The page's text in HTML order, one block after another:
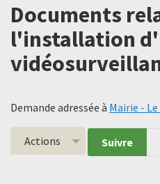
Documents
l'installation
Demande adressée à Mairie -
Actions Suivre